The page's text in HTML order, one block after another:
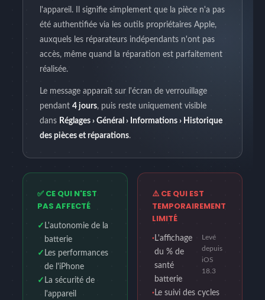
l'appareil. Il signifie simplement que la pièce n'a pas
été authentifiée via les outils propriétaires Apple,
auxquels les réparateurs indépendants n'ont pas
accès, même quand la réparation est parfaitement
réalisée.
Le message apparaît sur l'écran de verrouillage
pendant 4 jours, puis reste uniquement visible
dans Réglages › Général › Informations › Historique
des pièces et réparations.
✅ CE QUI N'EST
PAS AFFECTÉ
✓ L'autonomie de la
batterie
✓ Les performances
de l'iPhone
✓ La sécurité de
l'appareil
⚠️ CE QUI EST
TEMPORAIREMENT
LIMITÉ
·L'affichage
du % de
santé
batterie
Levé
depuis
iOS
18.3
·Le suivi des cycles